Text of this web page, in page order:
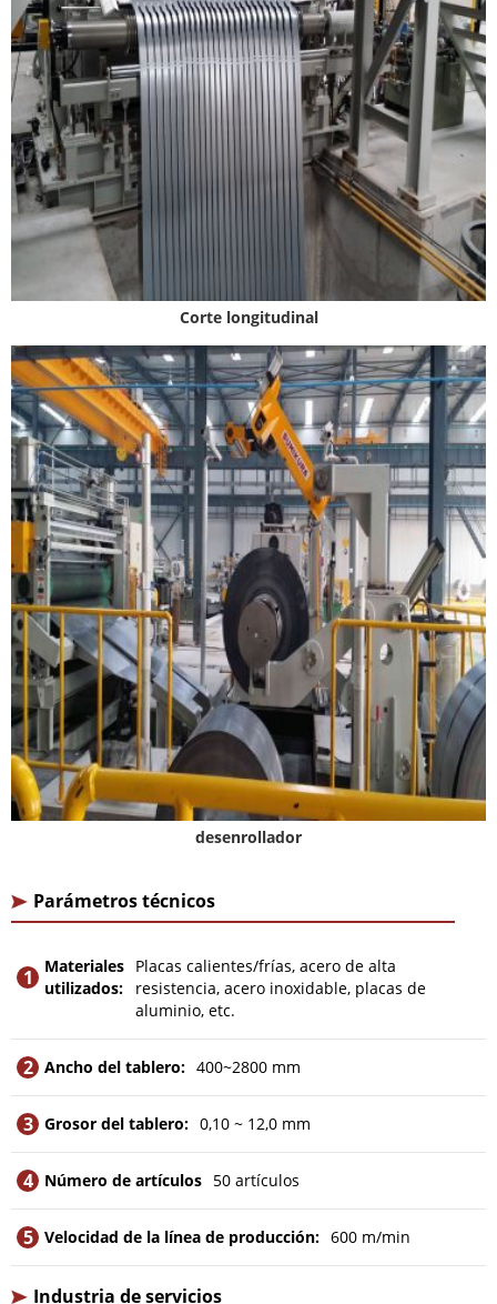
Corte longitudinal
desenrollador
Parámetros técnicos
1
Materiales
utilizados:
Placas calientes/frías, acero de alta
resistencia, acero inoxidable, placas de
aluminio, etc.
2 Ancho del tablero: 400~2800 mm
3 Grosor del tablero: 0,10 ~ 12,0 mm
4 Número de artículos 50 artículos
5 Velocidad de la línea de producción: 600 m/min
Industria de servicios